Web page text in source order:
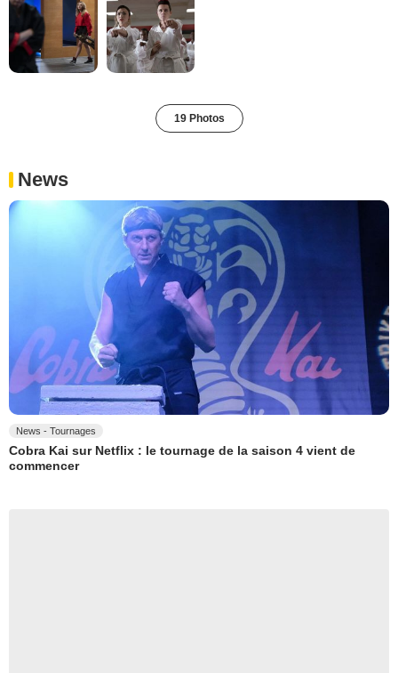
19 Photos
News
News - Tournages
Cobra Kai sur Netflix : le tournage de la saison 4 vient de
commencer